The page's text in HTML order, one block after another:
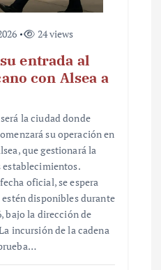
24 views
entrada al
con Alsea a
la ciudad donde
su operación en
que gestionará la
establecimientos.
oficial, se espera
disponibles durante
bajo la dirección de
incursión de la cadena